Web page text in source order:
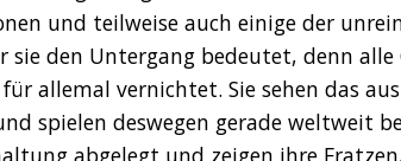
und teilweise auch einige der
sie den Untergang bedeutet, denn
allemal vernichtet. Sie sehen das
spielen deswegen gerade weltweit
abgelegt und zeigen ihre